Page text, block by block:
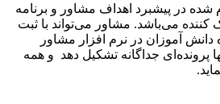
در پیشبرد اهداف مشاور و برنامه
می‌باشد. مشاور می‌تواند با ثبت
آموزان درنرم افزار مشاور
پرونده‌ای جداگانه تشکیل دهد و همه